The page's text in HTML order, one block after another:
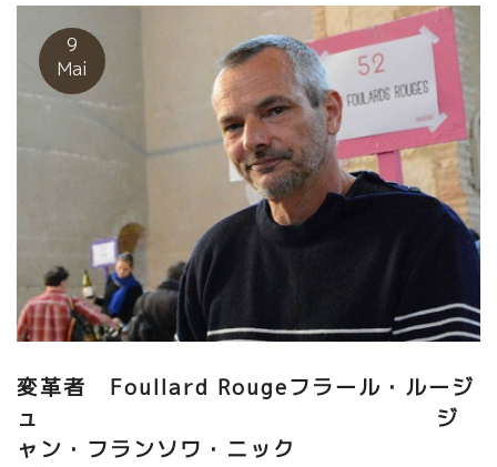
そして、先生役のジャン・フランソワ・ニックがいた。 YOYOの
ハートは動いていた、と云うより決定していた。 その時、自分の
家とジャン・フランソワの家との距離が31kmだった。 その数年
後、 愛に碇を下ろして不動になった。 強烈な情熱を持った女性
だ。 YOYOのワインはエモーションが伝わってくる。 ジャン・フ
ランソワ・ニックと一緒になってからは特にエモーションが深く
強くなった。 OYOの畑はバニュルスの山側の北斜面に面してい
る。だから葡萄が熟して酸が残せる。 今日の試飲では、この二つ
ワインが群を抜いて美味しくエモーショナルだった。 ★LA
Vierge Rouge ラ・ヴィエルジュ・ルージュ★ ジャン・フラン
ソワと共同で醸すラムールなエモーションが一杯のワイン
★Akoibon アコワボン★ バニュルスのシスト土壌のムールヴェ
ードルとグルナッシュをMC醸造で３週間のマセラッション。
9
Mai
変革者 Foullard Rougeフラール・ルージ
ュ ジ
ャン・フランソワ・ニック